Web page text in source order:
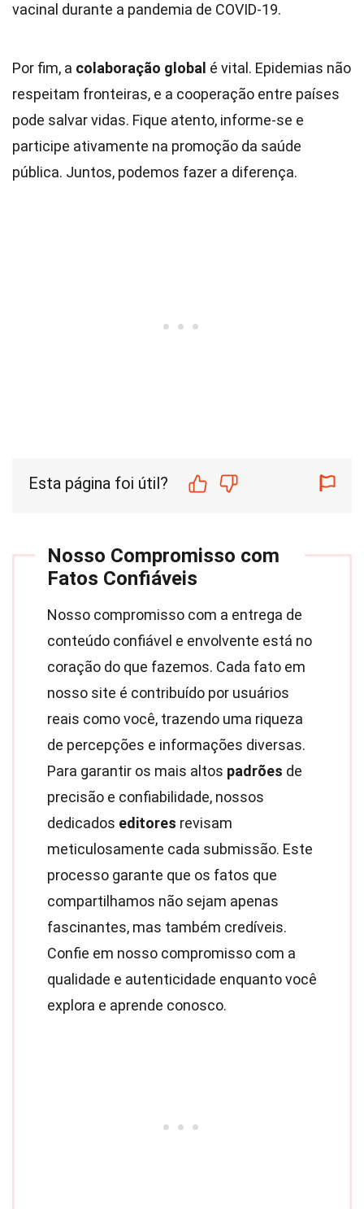
vacinal durante a pandemia de COVID-19.
Por fim, a colaboração global é vital. Epidemias não
respeitam fronteiras, e a cooperação entre países
pode salvar vidas. Fique atento, informe-se e
participe ativamente na promoção da saúde
pública. Juntos, podemos fazer a diferença.
Esta página foi útil?
Nosso Compromisso com
Fatos Confiáveis
Nosso compromisso com a entrega de
conteúdo confiável e envolvente está no
coração do que fazemos. Cada fato em
nosso site é contribuído por usuários
reais como você, trazendo uma riqueza
de percepções e informações diversas.
Para garantir os mais altos padrões de
precisão e confiabilidade, nossos
dedicados editores revisam
meticulosamente cada submissão. Este
processo garante que os fatos que
compartilhamos não sejam apenas
fascinantes, mas também credíveis.
Confie em nosso compromisso com a
qualidade e autenticidade enquanto você
explora e aprende conosco.